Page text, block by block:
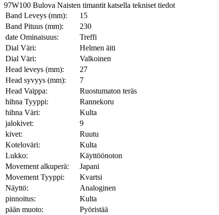
97W100 Bulova Naisten timantit katsella tekniset tiedot
Band Leveys (mm):
15
Band Pituus (mm):
230
date Ominaisuus:
Treffi
Dial Väri:
Helmen äiti
Dial Väri:
Valkoinen
Head leveys (mm):
27
Head syvyys (mm):
7
Head Vaippa:
Ruostumaton teräs
hihna Tyyppi:
Rannekoru
hihna Väri:
Kulta
jalokivet:
9
kivet:
Ruutu
Koteloväri:
Kulta
Lukko:
Käyttöönoton
Movement alkuperä:
Japani
Movement Tyyppi:
Kvartsi
Näyttö:
Analoginen
pinnoitus:
Kulta
pään muoto:
Pyöristää